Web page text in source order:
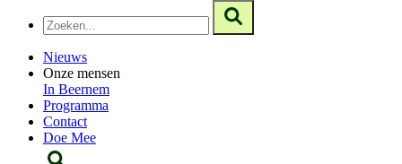
Nieuws
Onze mensen
In Beernem
Programma
Contact
Doe Mee